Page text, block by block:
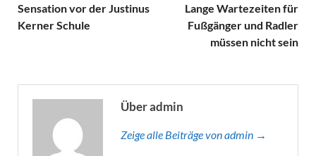
Sensation vor der Justinus
Kerner Schule
Lange Wartezeiten für
Fußgänger und Radler
müssen nicht sein
Über admin
Zeige alle Beiträge von admin →